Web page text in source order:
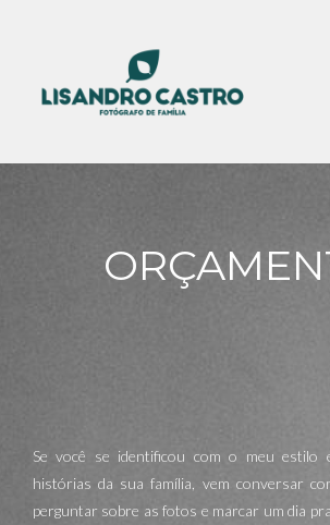
Se você se identificou com o meu estilo
histórias da sua família, vem conversar
perguntar sobre as fotos e marcar um dia